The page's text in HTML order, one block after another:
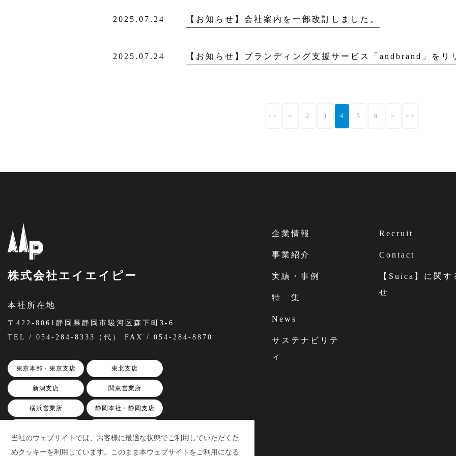
2025.07.24 【お知らせ】会社案内を一部改訂しました。
2025.07.24 【お知らせ】ブランディング支援サービス「andbrand」をリ
<< < 2 3 4 5 6 > >>
株式会社エイエイピー
本社所在地
〒422-8061静岡県静岡市駿河区森下町3-6
TEL / 054-284-8333（代） FAX / 054-284-8870
東京本部・東京支店 東北支店
新潟支店 関東営業所
横浜営業所 静岡本社・静岡支店
浜松営業所 名古屋営業所
企業情報
事業紹介
実績・事例
特 集
News
サステナビリテ
ィ
Recruit
Contact
【Suica】に関
せ
当社のウェブサイトでは、お客様に最適な状態でご利用していただくた
めクッキーを利用しています。このまま本ウェブサイトをご利用になる